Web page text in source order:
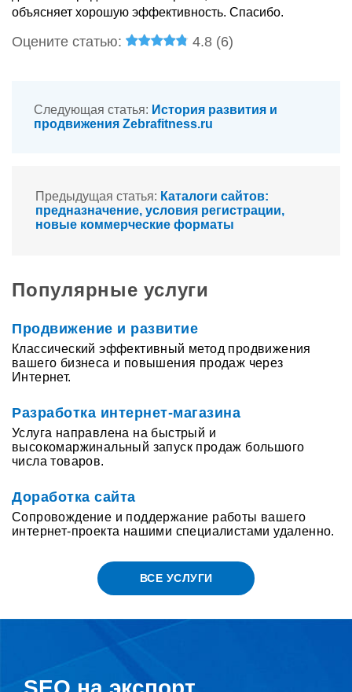
объясняет хорошую эффективность. Спасибо.
Оцените статью: 4.8 (6)
Следующая статья: История развития и
продвижения Zebrafitness.ru
Предыдущая статья: Каталоги сайтов:
предназначение, условия регистрации,
новые коммерческие форматы
Популярные услуги
Продвижение и развитие
Классический эффективный метод продвижения
вашего бизнеса и повышения продаж через
Интернет.
Разработка интернет-магазина
Услуга направлена на быстрый и
высокомаржинальный запуск продаж большого
числа товаров.
Доработка сайта
Сопровождение и поддержание работы вашего
интернет-проекта нашими специалистами удаленно.
ВСЕ УСЛУГИ